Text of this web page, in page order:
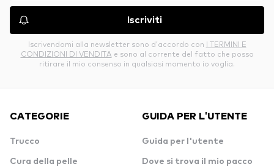
Iscriviti
Iscrivendomi alla newsletter sono d’accordo con I TERMINI E
CONDIZIONI DI VENDITA e sono al corrente del fatto che posso
ritirare il mio consenso in qualsiasi momento io voglia.
CATEGORIE
Trucco
Cura della pelle
GUIDA PER L'UTENTE
Guida per l'utente
Dove si trova il mio pacco